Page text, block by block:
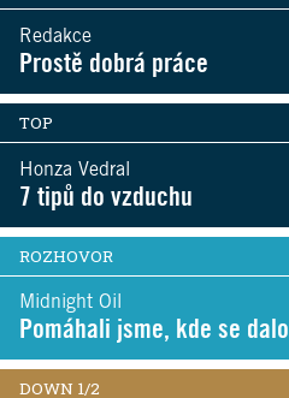
Redakce
Prostě dobrá práce
TOP
Honza Vedral
7 tipů do vzduchu
ROZHOVOR
Midnight Oil
Pomáhali jsme, kde se dalo
DOWN 1/2